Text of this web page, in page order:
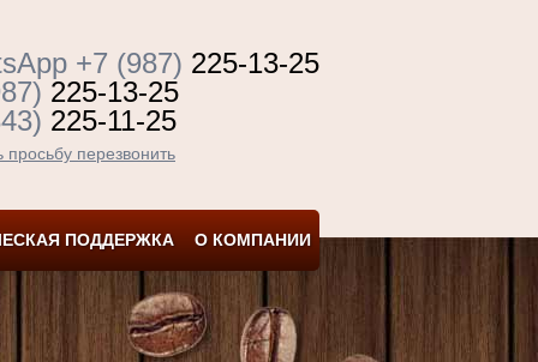
+7 (987) 225-13-25
225-13-25
225-11-25
просьбу перезвонить
ПОДДЕРЖКА О КОМПАНИИ